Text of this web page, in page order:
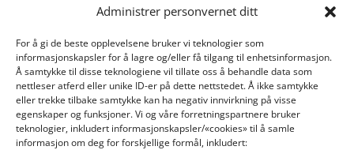
Administrer personvernet ditt
For å gi de beste opplevelsene bruker vi teknologier som
informasjonskapsler for å lagre og/eller få tilgang til enhetsinformasjon.
Å samtykke til disse teknologiene vil tillate oss å behandle data som
nettleser atferd eller unike ID-er på dette nettstedet. Å ikke samtykke
eller trekke tilbake samtykke kan ha negativ innvirkning på visse
egenskaper og funksjoner. Vi og våre forretningspartnere bruker
teknologier, inkludert informasjonskapsler/«cookies» til å samle
informasjon om deg for forskjellige formål, inkludert: